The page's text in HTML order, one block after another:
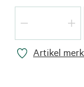
Artikel